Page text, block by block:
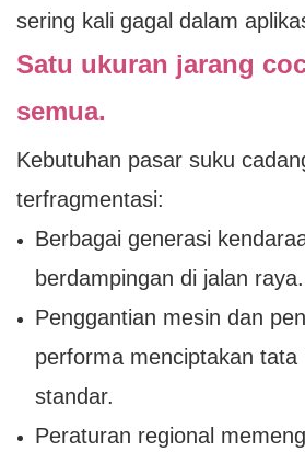
sering kali gagal dalam
Satu ukuran jarang
semua.
Kebutuhan pasar suku
terfragmentasi:
Berbagai generasi
berdampingan di jalan raya.
Penggantian mesin dan
performa menciptakan tata
standar.
Peraturan regional